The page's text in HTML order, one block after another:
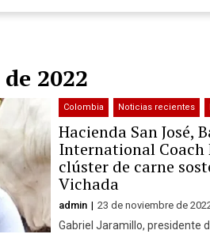
2022
Colombia Noticias recientes
Hacienda San José,
International Coach
clúster de carne
Vichada
admin 23 de noviembre de
Gabriel Jaramillo, presidente